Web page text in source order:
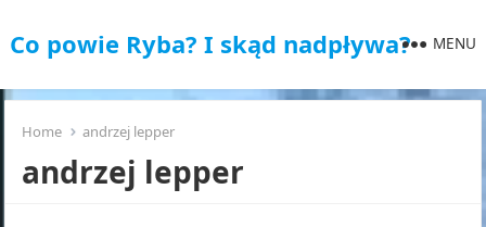
Co powie Ryba? I skąd nadpływa? MENU
Home andrzej lepper
andrzej lepper